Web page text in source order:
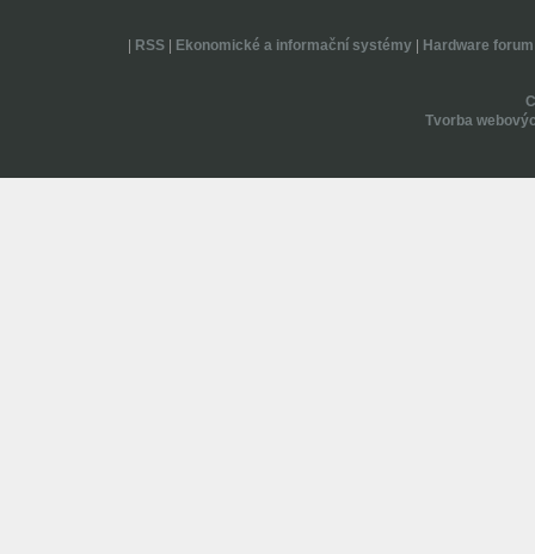
RSS| Ekonomické a informační systémy| Hardware forum
Tvorba